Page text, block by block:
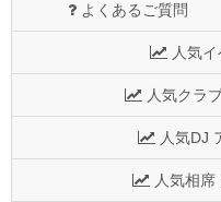
よくあるご質問
人気
人気クラ
人気DJ
人気相